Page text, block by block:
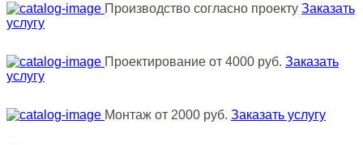
Производство согласно проекту Заказать
услугу
Проектирование от 4000 руб. Заказать
услугу
Монтаж от 2000 руб. Заказать услугу